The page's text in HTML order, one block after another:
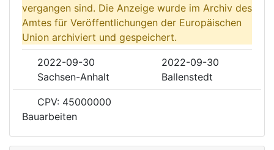
vergangen sind. Die Anzeige wurde im Archiv des
Amtes für Veröffentlichungen der Europäischen
Union archiviert und gespeichert.
2022-09-30
2022-09-30
Sachsen-Anhalt
Ballenstedt
CPV: 45000000
Bauarbeiten